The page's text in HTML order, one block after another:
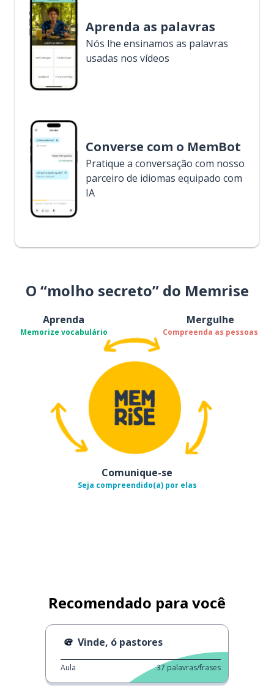
Aprenda as palavras
Nós lhe ensinamos as palavras
usadas nos vídeos
Converse com o MemBot
Pratique a conversação com nosso
parceiro de idiomas equipado com
IA
O “molho secreto” do Memrise
Aprenda
Memorize vocabulário
Mergulhe
Compreenda as pessoas
Comunique-se
Seja compreendido(a) por elas
Recomendado para você
Vinde, ó pastores
Aula 37 palavras/frases